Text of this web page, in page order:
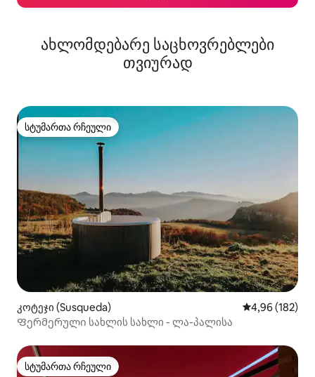
ახლომდებარე საცხოვრებლები
თვიურად
სტუმართა რჩეული
სტუმართა რჩეული
კოტეჯი (Susqueda) საშუალო
4,96 (182)
Ფერმერული სახლის სახლი - ლა-პალისა
სტუმართა რჩეული
სტუმართა რჩეული